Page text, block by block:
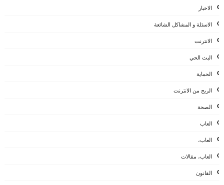
الاخبار
الاسئلة و المشاكل الشائعة
الانترنت
البث الحي
الحماية
الربح من الانترنت
الصحة
العاب
العاب،
العاب، مقالات
القانون